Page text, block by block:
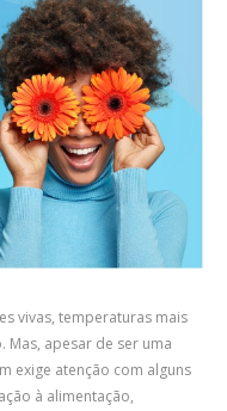
vivas, temperaturas mais
apesar de ser uma
exige atenção com alguns
à alimentação,